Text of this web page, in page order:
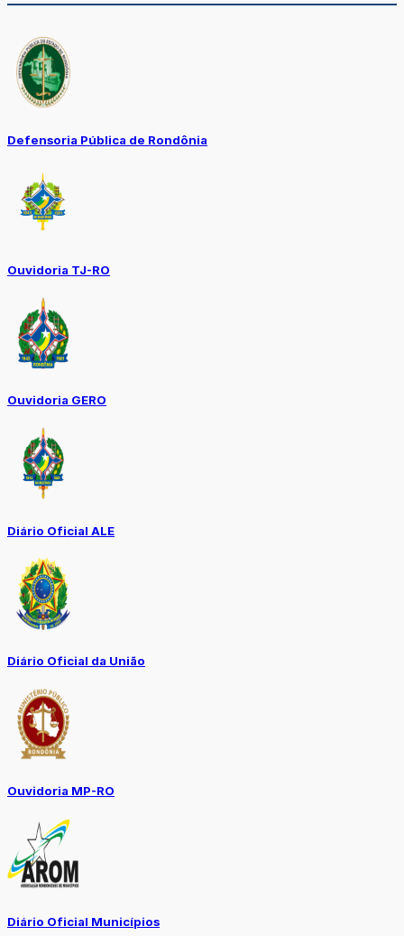
Defensoria Pública de Rondônia
Ouvidoria TJ-RO
Ouvidoria GERO
Diário Oficial ALE
Diário Oficial da União
Ouvidoria MP-RO
Diário Oficial Municípios